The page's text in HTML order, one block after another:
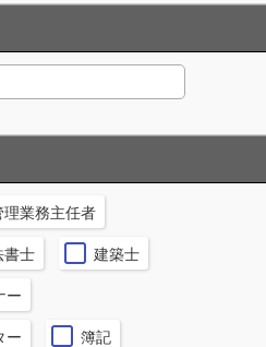
理業務主任者
書士 建築士
ー
ー 簿記